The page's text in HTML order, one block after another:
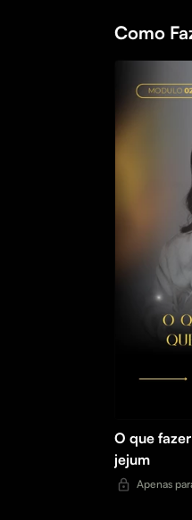
Como
O que
jejum
Apenas